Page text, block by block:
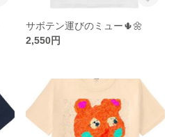
サボテン運びのミュー🌵🌼
2,550円